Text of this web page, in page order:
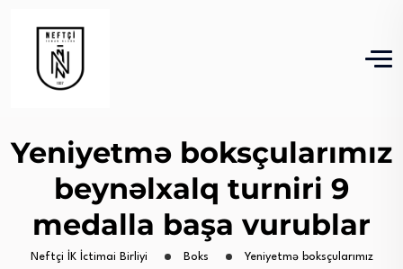
Yeniyetmə boksçularımız
beynəlxalq turniri 9
medalla başa vurublar
Neftçi İK İctimai Birliyi Boks
Yeniyetmə boksçularımız